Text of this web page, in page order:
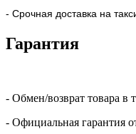
- Срочная доставка на
Гарантия
- Обмен/возврат товара в
- Официальная гарантия